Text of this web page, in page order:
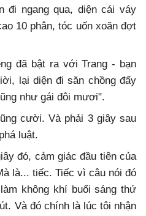
đi ngang qua, diện cái váy
10 phân, tóc uốn xoăn đợt
đã bật ra với Trang - bạn
lại diện đi săn chồng đấy
như gái đôi mươi".
cười. Và phải 3 giây sau
luật.
đó, cảm giác đầu tiên của
là... tiếc. Tiếc vì câu nói đó
không khí buổi sáng thứ
Và đó chính là lúc tôi nhận